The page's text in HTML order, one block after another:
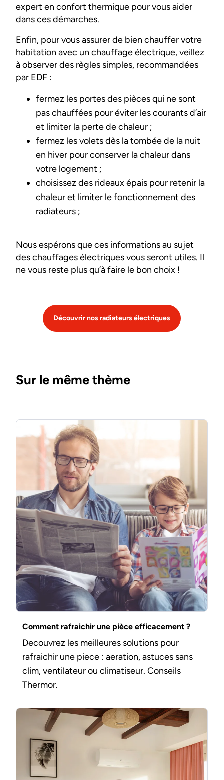
expert en confort thermique pour vous aider
dans ces démarches.
Enfin, pour vous assurer de bien chauffer votre
habitation avec un chauffage électrique, veillez
à observer des règles simples, recommandées
par EDF :
fermez les portes des pièces qui ne sont
pas chauffées pour éviter les courants d’air
et limiter la perte de chaleur ;
fermez les volets dès la tombée de la nuit
en hiver pour conserver la chaleur dans
votre logement ;
choisissez des rideaux épais pour retenir la
chaleur et limiter le fonctionnement des
radiateurs ;
Nous espérons que ces informations au sujet
des chauffages électriques vous seront utiles. Il
ne vous reste plus qu’à faire le bon choix !
Découvrir nos radiateurs électriques
Sur le même thème
Comment rafraichir une pièce efficacement ?
Decouvrez les meilleures solutions pour
rafraichir une piece : aeration, astuces sans
clim, ventilateur ou climatiseur. Conseils
Thermor.